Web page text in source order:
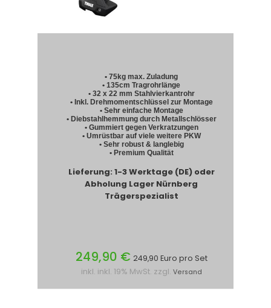
• 75kg max. Zuladung
• 135cm Tragrohrlänge
• 32 x 22 mm Stahlvierkantrohr
• Inkl. Drehmomentschlüssel zur Montage
• Sehr einfache Montage
• Diebstahlhemmung durch Metallschlösser
• Gummiert gegen Verkratzungen
• Umrüstbar auf viele weitere PKW
• Sehr robust & langlebig
• Premium Qualität
Lieferung: 1-3 Werktage (DE) oder
Abholung Lager Nürnberg
Trägerspezialist
249,90 € 249,90 Euro pro Set
inkl. inkl. 19% MwSt. zzgl. Versand